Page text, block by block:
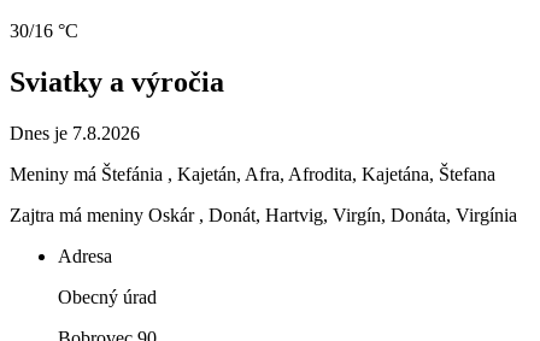
30/16 °C
Sviatky a výročia
Dnes je 7.8.2026
Meniny má Štefánia , Kajetán, Afra, Afrodita, Kajetána, Štefana
Zajtra má meniny Oskár , Donát, Hartvig, Virgín, Donáta, Virgínia
Adresa
Obecný úrad